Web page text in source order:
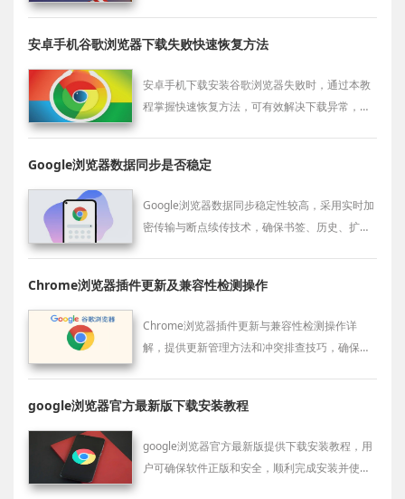
安卓手机谷歌浏览器下载失败快速恢复方法
安卓手机下载安装谷歌浏览器失败时，通过本教
程掌握快速恢复方法，可有效解决下载异常，保
Google浏览器数据同步是否稳定
Google浏览器数据同步稳定性较高，采用实时加
密传输与断点续传技术，确保书签、历史、扩展
Chrome浏览器插件更新及兼容性检测操作
Chrome浏览器插件更新与兼容性检测操作详
解，提供更新管理方法和冲突排查技巧，确保扩
google浏览器官方最新版下载安装教程
google浏览器官方最新版提供下载安装教程，用
户可确保软件正版和安全，顺利完成安装并使用